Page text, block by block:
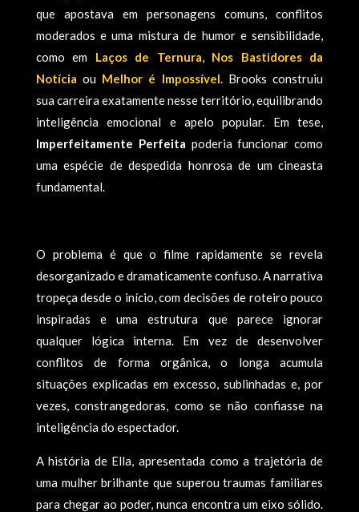
que apostava em personagens comuns, conflitos
moderados e uma mistura de humor e sensibilidade,
como em Laços de Ternura
Nos Bastidores da
Notícia ou Melhor é Impossível . Brooks construiu
sua carreira exatamente nesse território, equilibrando
inteligência emocional e apelo popular. Em tese,
Imperfeitamente Perfeita poderia funcionar como
uma espécie de despedida honrosa de um cineasta
fundamental.
O problema é que o filme rapidamente se revela
desorganizado e dramaticamente confuso. A narrativa
tropeça desde o início, com decisões de roteiro pouco
inspiradas e uma estrutura que parece ignorar
qualquer lógica interna. Em vez de desenvolver
conflitos de forma orgânica, o longa acumula
situações explicadas em excesso, sublinhadas e, por
vezes, constrangedoras, como se não confiasse na
inteligência do espectador.
A história de Ella, apresentada como a trajetória de
uma mulher brilhante que superou traumas familiares
para chegar ao poder, nunca encontra um eixo sólido.